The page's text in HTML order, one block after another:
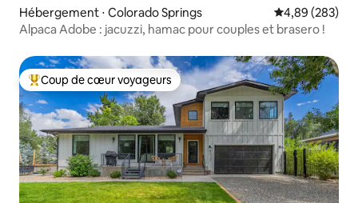
Hébergement ⋅ Colorado Springs Évaluation
4,89 (283)
Alpaca Adobe : jacuzzi, hamac pour couples et brasero !
Coups de cœur voyageurs les plus appréciés
Coup de cœur voyageurs